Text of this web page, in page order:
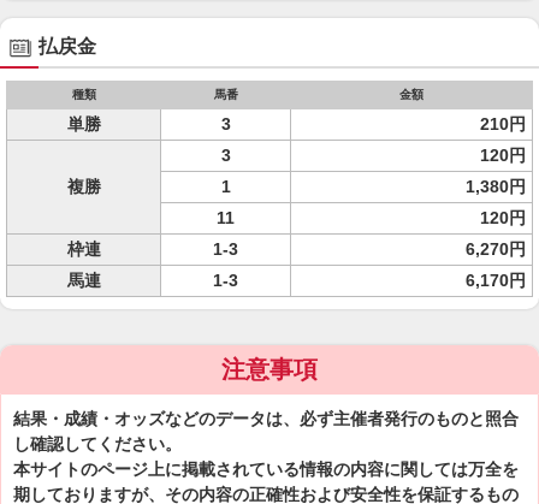
払戻金
種類 馬番 金額
単勝 3 210円
複勝
3
120円
1
1,380円
11
120円
枠連
1-3
6,270円
馬連
1-3 6,170円
注意事項
結果・成績・オッズなどのデータは、必ず主催者発行のものと照合
し確認してください。
本サイトのページ上に掲載されている情報の内容に関しては万全を
期しておりますが、その内容の正確性および安全性を保証するもの